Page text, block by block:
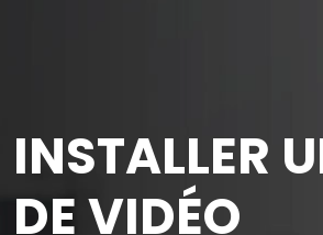
INSTALLER
DE VIDÉO